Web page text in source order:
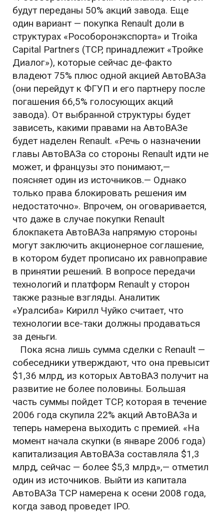
будут переданы 50% акций завода. Еще
один вариант — покупка Renault доли в
структурах «Рособоронэкспорта» и Troika
Capital Partners (TCP, принадлежит «Тройке
Диалог»), которые сейчас де-факто
владеют 75% плюс одной акцией АвтоВАЗа
(они перейдут к ФГУП и его партнеру после
погашения 66,5% голосующих акций
завода). От выбранной структуры будет
зависеть, какими правами на АвтоВАЗе
будет наделен Renault. «Речь о назначении
главы АвтоВАЗа со стороны Renault идти не
может, и французы это понимают,—
поясняет один из источников.— Однако
только права блокировать решения им
недостаточно». Впрочем, он оговаривается,
что даже в случае покупки Renault
блокпакета АвтоВАЗа напрямую стороны
могут заключить акционерное соглашение,
в котором будет прописано их равноправие
в принятии решений. В вопросе передачи
технологий и платформ Renault у сторон
также разные взгляды. Аналитик
«Уралсиба» Кирилл Чуйко считает, что
технологии все-таки должны продаваться
за деньги.
Пока ясна лишь сумма сделки с Renault —
собеседники утверждают, что она превысит
$1,36 млрд, из которых АвтоВАЗ получит на
развитие не более половины. Большая
часть суммы пойдет TCP, которая в течение
2006 года скупила 22% акций АвтоВАЗа и
теперь намерена выходить с премией. «На
момент начала скупки (в январе 2006 года)
капитализация АвтоВАЗа составляла $1,3
млрд, сейчас — более $5,3 млрд»,— отметил
один из источников. Выйти из капитала
АвтоВАЗа TCP намерена к осени 2008 года,
когда завод проведет IPO.